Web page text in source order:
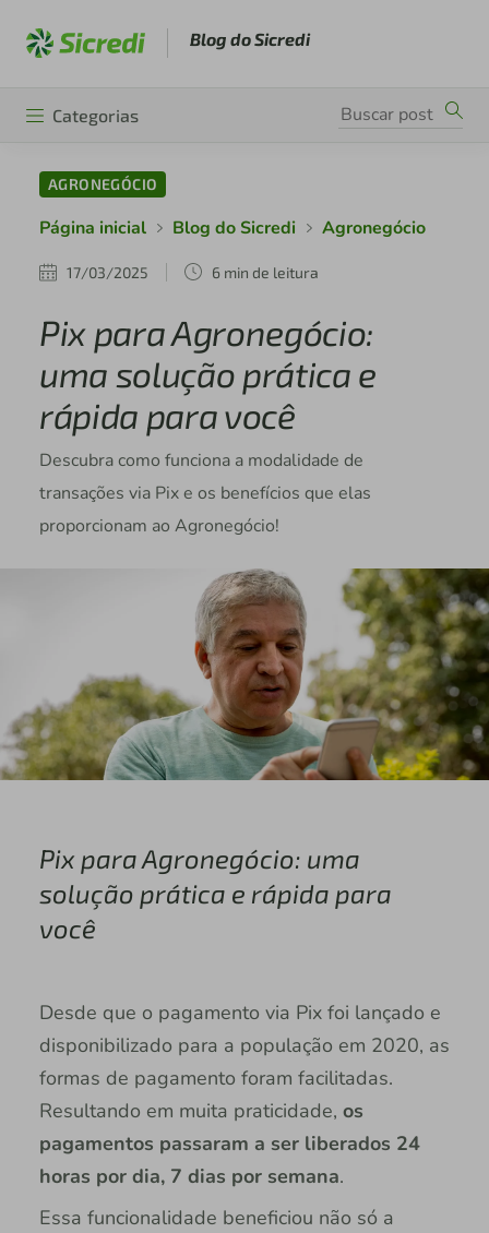
Blog do Sicredi
Categorias
AGRONEGÓCIO
Página inicial Blog do Sicredi Agronegócio
17/03/2025 6 min de leitura
Pix para Agronegócio:
uma solução prática e
rápida para você
Descubra como funciona a modalidade de
transações via Pix e os benefícios que elas
proporcionam ao Agronegócio!
Pix para Agronegócio: uma
solução prática e rápida para
você
Desde que o pagamento via Pix foi lançado e
disponibilizado para a população em 2020, as
formas de pagamento foram facilitadas.
Resultando em muita praticidade, os
pagamentos passaram a ser liberados 24
horas por dia, 7 dias por semana.
Essa funcionalidade beneficiou não só a